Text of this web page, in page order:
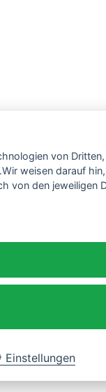
von
weisen darauf
von den
Einstellungen